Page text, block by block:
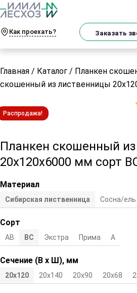
Как проехать? Заказать
Главная / Каталог / Планкен
скошенный из лиственницы
Распродажа!
Планкен скошенный из
20х120х6000 мм сорт
Материал
Сибирская лиственница Сосна/ель
Сорт
АВ ВС Экстра Прима А
Сечение (В х Ш), мм
20х120 20х140 20х90 20х68